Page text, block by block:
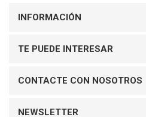
INFORMACIÓN
TE PUEDE INTERESAR
CONTACTE CON NOSOTROS
NEWSLETTER